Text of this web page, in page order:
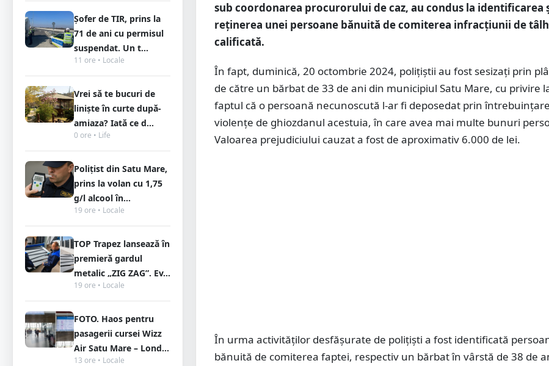
Șofer de TIR, prins la
71 de ani cu permisul
suspendat. Un t...
11 ore • Locale
Vrei să te bucuri de
liniște în curte după-
amiaza? Iată ce d...
0 ore • Life
Polițist din Satu Mare,
prins la volan cu 1,75
g/l alcool în...
19 ore • Locale
TOP Trapez lansează în
premieră gardul
metalic „ZIG ZAG”. Ev...
19 ore • Locale
FOTO. Haos pentru
pasagerii cursei Wizz
Air Satu Mare – Lond...
13 ore • Locale
sub coordonarea procurorului de caz, au condus la identificarea
reținerea unei persoane bănuită de comiterea infracțiunii de
calificată.
În fapt, duminică, 20 octombrie 2024, polițiștii au fost sesizați prin
de către un bărbat de 33 de ani din municipiul Satu Mare, cu privire
faptul că o persoană necunoscută l-ar fi deposedat prin
violențe de ghiozdanul acestuia, în care avea mai multe bunuri
Valoarea prejudiciului cauzat a fost de aproximativ 6.000 de lei.
În urma activităților desfășurate de polițiști a fost identificată
bănuită de comiterea faptei, respectiv un bărbat în vârstă de 38 de